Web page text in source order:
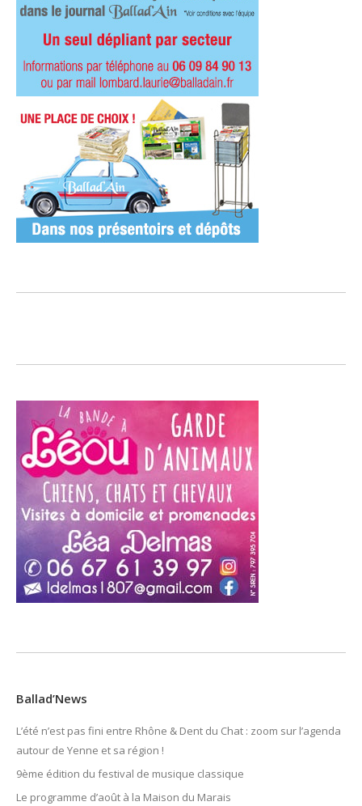
Ballad’News
L’été n’est pas fini entre Rhône & Dent du Chat : zoom sur l’agenda
autour de Yenne et sa région !
9ème édition du festival de musique classique
Le programme d’août à la Maison du Marais